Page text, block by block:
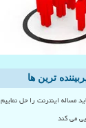
ترین ها
مساله اینترنت را حل نماییم
می کند